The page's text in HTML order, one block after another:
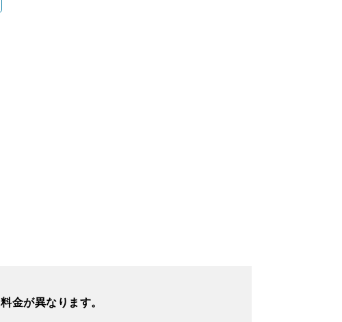
金が異なります。